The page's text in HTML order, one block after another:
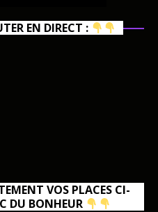
EN DIRECT :
VOS PLACES CI-
DU BONHEUR